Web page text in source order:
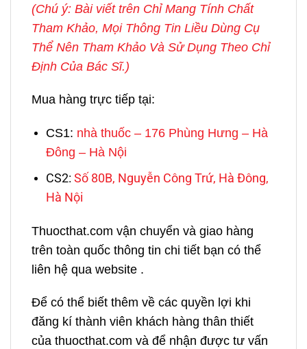
(Chú ý: Bài viết trên Chỉ Mang Tính Chất
Tham Khảo, Mọi Thông Tin Liều Dùng Cụ
Thể Nên Tham Khảo Và Sử Dụng Theo Chỉ
Định Của Bác Sĩ.)
Mua hàng trực tiếp tại:
CS1: nhà thuốc – 176 Phùng Hưng – Hà
Đông – Hà Nội
CS2: Số 80B, Nguyễn Công Trứ, Hà Đông,
Hà Nội
Thuocthat.com vận chuyển và giao hàng
trên toàn quốc thông tin chi tiết bạn có thể
liên hệ qua website .
Để có thể biết thêm về các quyền lợi khi
đăng kí thành viên khách hàng thân thiết
của thuocthat.com và để nhận được tư vấn